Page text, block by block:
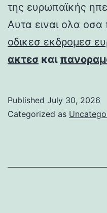
της ευρωπαϊκής
Αυτα ειναι ολα οσα
οδικεσ εκδρομεσ
ακτεσ και
Published July 30, 2026
Categorized as